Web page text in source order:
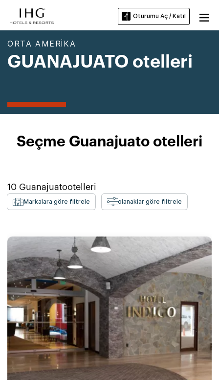
Oturumu Aç / Katıl
ORTA AMERIKA
GUANAJUATO otelleri
Seçme Guanajuato otelleri
10 Guanajuatootelleri
Markalara göre filtrele olanaklar göre filtrele